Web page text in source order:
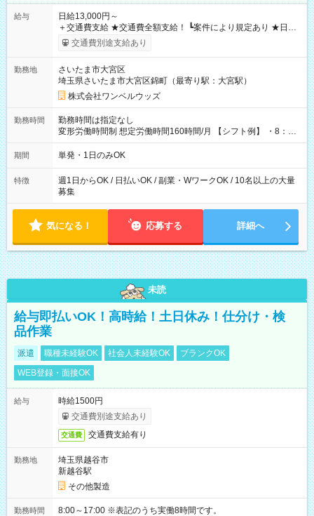
給与
日給13,000円～
＋交通費支給 ★交通費全額支給！ ┗案件により規定あり ★日払
いOK！（規定あり） ┗働いたその日に現金GET♪ お仕事後はコ
ンビニATMから 日払い分を引き落とせます！ 【試用期間】試
交通費別途支給あり
勤務地
さいたま市大宮区
埼玉県さいたま市大宮区錦町（最寄り駅：大宮駅）
株式会社ワンベルウッズ
勤務時間
勤務時間は指定なし
変形労働時間制 想定労働時間160時間/月 【シフト例】 ・8：00
～21：00
期間 単発・1日のみOK
特徴
週1日からOK / 日払いOK / 副業・WワークOK / 10名以上の大量
募集
気になる！ 応募する 詳細へ
未読
給与即払いOK！高時給！土日休み！仕分け・検
品作業
派遣 職種未経験OK 社会人未経験OK
ブランクOK
WEB登録・面接OK
給与
時給1500円
交通費別途支給あり
交通費 交通費支給有り
勤務地
埼玉県越谷市
新越谷駅
その他製造
勤務時間 8:00～17:00 ※表記のうち実働8時間です。